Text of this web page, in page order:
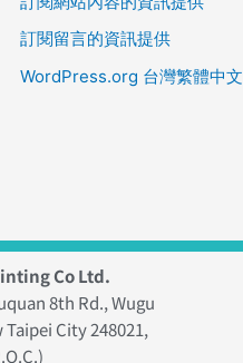
訂閱留言的資訊提供
WordPress.org 台灣繁體中文
Co Ltd.
8th Rd., Wugu
Taipei City 248021,